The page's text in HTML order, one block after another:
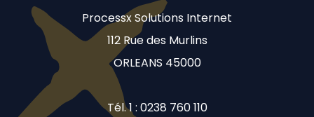
Processx Solutions Internet
112 Rue des Murlins
ORLEANS 45000
Tél. 1 : 0238 760 110